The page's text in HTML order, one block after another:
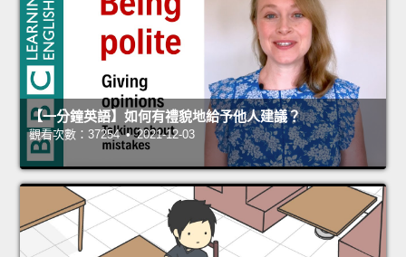
【一分鐘英語】如何有禮貌地給予他人建議？
觀看次數：37254 • 2021-12-03